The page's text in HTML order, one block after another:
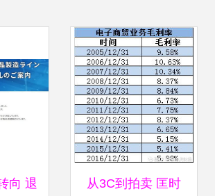
向 退 从3C到拍卖 匡时